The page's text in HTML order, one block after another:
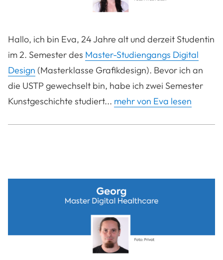
Hallo, ich bin Eva, 24 Jahre alt und derzeit Studentin
im 2. Semester des Master-Studiengangs Digital
Design (Masterklasse Grafikdesign). Bevor ich an
die USTP gewechselt bin, habe ich zwei Semester
Kunstgeschichte studiert... mehr von Eva lesen